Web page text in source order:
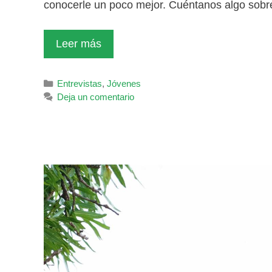
conocerle un poco mejor. Cuéntanos algo
Leer más
Categorías
Entrevistas,Jóvenes
Deja un comentario